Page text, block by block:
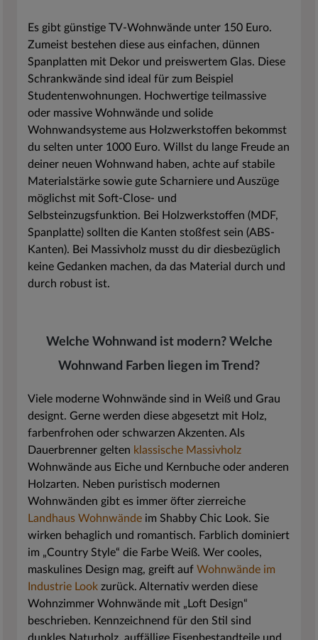
Bezeichnungen für eine Wohnwand sind
beispielsweise Schrankwand, Wohnschrankwand
und Anbauwand.
Es gibt günstige TV-Wohnwände unter 150 Euro.
Zumeist bestehen diese aus einfachen, dünnen
Spanplatten mit Dekor und preiswertem Glas. Diese
Schrankwände sind ideal für zum Beispiel
Studentenwohnungen. Hochwertige teilmassive
oder massive Wohnwände und solide
Wohnwandsysteme aus Holzwerkstoffen bekommst
du selten unter 1000 Euro. Willst du lange Freude an
deiner neuen Wohnwand haben, achte auf stabile
Materialstärke sowie gute Scharniere und Auszüge
möglichst mit Soft-Close- und
Selbsteinzugsfunktion. Bei Holzwerkstoffen (MDF,
Spanplatte) sollten die Kanten stoßfest sein (ABS-
Kanten). Bei Massivholz musst du dir diesbezüglich
keine Gedanken machen, da das Material durch und
durch robust ist.
Welche Wohnwand ist modern? Welche
Wohnwand Farben liegen im Trend?
Viele moderne Wohnwände sind in Weiß und Grau
designt. Gerne werden diese abgesetzt mit Holz,
farbenfrohen oder schwarzen Akzenten. Als
Dauerbrenner gelten klassische Massivholz
Wohnwände aus Eiche und Kernbuche oder anderen
Holzarten. Neben puristisch modernen
Wohnwänden gibt es immer öfter zierreiche
Landhaus Wohnwände im Shabby Chic Look. Sie
wirken behaglich und romantisch. Farblich dominiert
im „Country Style“ die Farbe Weiß. Wer cooles,
maskulines Design mag, greift aufWohnwände im
Industrie Look zurück. Alternativ werden diese
Wohnzimmer Wohnwände mit „Loft Design“
beschrieben. Kennzeichnend für den Stil sind